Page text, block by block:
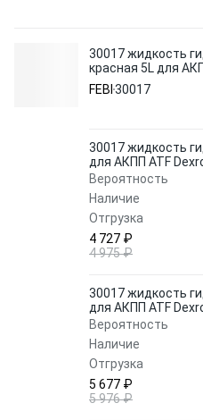
30017 жидкость
красная 5L для
Opel
FEBI 30017
30017 жидкость
для АКПП ATF
Вероятность
Наличие
Отгрузка
4 727 ₽
4 975 ₽
30017 жидкость
для АКПП ATF
Вероятность
Наличие
Отгрузка
5 677 ₽
5 976 ₽